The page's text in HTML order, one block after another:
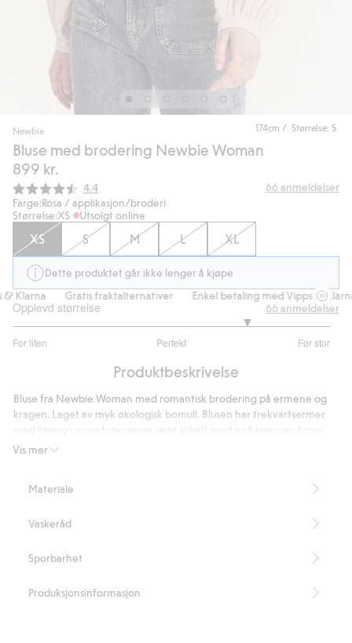
174cm / Størrelse: S
Newbie
Bluse med brodering Newbie Woman
899 kr.
Gjennomsnittskarakter:
4.4 66 anmeldelser
Farge:Rosa / applikasjon/broderi
Størrelse:XS Utsolgt online
XS S M L XL
Dette produktet går ikke lenger å kjøpe
Klarna
Gratis fraktalternativer Enkel betaling med Vipps & Klarna
Opplevd størrelse
For liten Perfekt For stor
av
56
stemmer
66 anmeldelser
Produktbeskrivelse
Vis mer
Bluse fra Newbie Woman med romantisk brodering på ermene og
kragen. Laget av myk økologisk bomull. Blusen har trekvartsermer
En nydelig topp som kan matches med både barn og baby.
Inneholder 100 % økologisk bomull.
Organic cotton
Materiale
Vaskeråd
Sporbarhet
Produksjonsinformasjon